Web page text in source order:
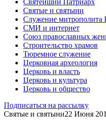
Святые и святыни
Служение митрополита
СМИ и интернет
Союз православных
Строительство храмов
Тюремное служение
Церковная археология
Церковь и власть
Церковь и культура
Церковь и общество
Подписаться на рассылку
Святые и святыни22 Июня